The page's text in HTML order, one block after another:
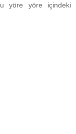
yöre yöre içindeki